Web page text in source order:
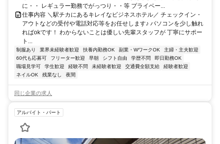
に・・ レギュラー勤務でがっつり・・等 プライベー...
仕事内容 ＼駅チカにあるキレイなビジネスホテル／ チェックイン・
アウトなどの受付や電話対応等をお任せします♪ パソコンを少し触れ
ればokです！ わからないことは優しい先輩スタッフが 丁寧にサポー
ト...
制服あり 業界未経験者歓迎 扶養内勤務OK 副業・WワークOK
主婦・主夫歓迎
60代も応募可
フリーター歓迎 早朝 シフト自由 学歴不問
即日勤務OK
職場見学可
学生歓迎 経験不問 未経験者歓迎 交通費全額支給
経験者歓迎
ネイルOK
残業なし 夜間
同じ企業の求人
アルバイト・パート